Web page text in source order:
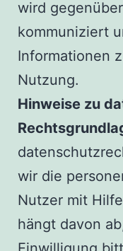
wird
kommuniziert
Informationen
Nutzung.
Hinweise zu
wir die
Nutzer mit
hängt davon